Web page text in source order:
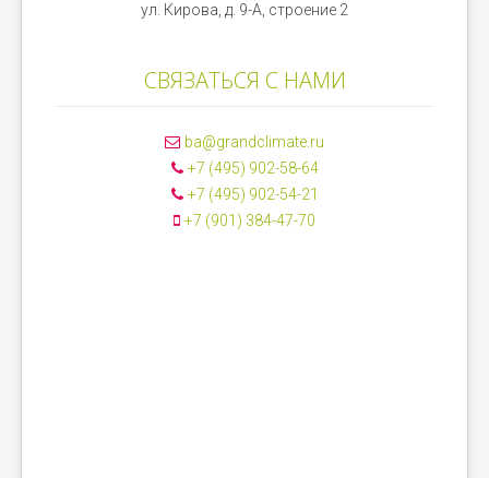
ул. Кирова, д. 9-А, строение 2
СВЯЗАТЬСЯ С НАМИ
ba@grandclimate.ru
+7 (495) 902-58-64
+7 (495) 902-54-21
+7 (901) 384-47-70